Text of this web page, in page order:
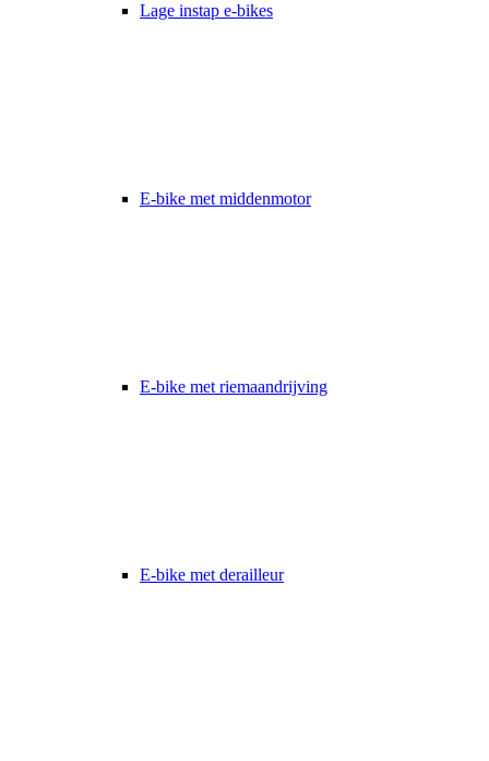
Lage instap e-bikes
E-bike met middenmotor
E-bike met riemaandrijving
E-bike met derailleur